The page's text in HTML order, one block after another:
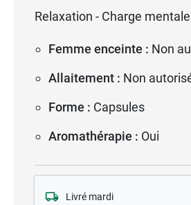
Relaxation - Charge
Femme enceinte : Non
Allaitement : Non
Forme : Capsules
Aromathérapie : Oui
Livré mardi